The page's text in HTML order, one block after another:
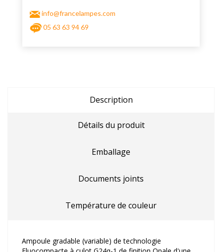
info@francelampes.com
05 63 63 94 69
Description
Détails du produit
Emballage
Documents joints
Température de couleur
Ampoule gradable (variable) de technologie